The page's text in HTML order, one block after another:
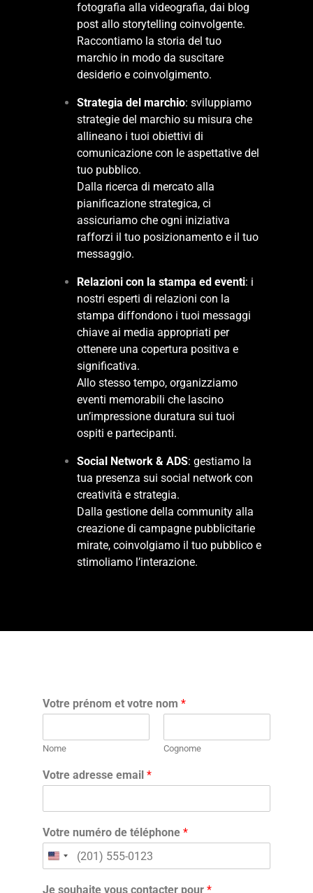
fotografia alla videografia, dai blog
post allo storytelling coinvolgente.
Raccontiamo la storia del tuo
marchio in modo da suscitare
desiderio e coinvolgimento.
Strategia del marchio: sviluppiamo
strategie del marchio su misura che
allineano i tuoi obiettivi di
comunicazione con le aspettative del
tuo pubblico.
Dalla ricerca di mercato alla
pianificazione strategica, ci
assicuriamo che ogni iniziativa
rafforzi il tuo posizionamento e il tuo
messaggio.
Relazioni con la stampa ed eventi: i
nostri esperti di relazioni con la
stampa diffondono i tuoi messaggi
chiave ai media appropriati per
ottenere una copertura positiva e
significativa.
Allo stesso tempo, organizziamo
eventi memorabili che lascino
un’impressione duratura sui tuoi
ospiti e partecipanti.
Social Network & ADS: gestiamo la
tua presenza sui social network con
creatività e strategia.
Dalla gestione della community alla
creazione di campagne pubblicitarie
mirate, coinvolgiamo il tuo pubblico e
stimoliamo l’interazione.
Votre prénom et votre nom *
Nome Cognome
Votre adresse email *
Votre numéro de téléphone *
Je souhaite vous contacter pour *